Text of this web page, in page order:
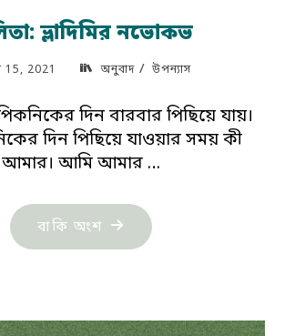
ভ্লাদিমির নভোকভ
15, 2021 অনুবাদ/ উপন্যাস
দিন বারবার পিছিয়ে যায়।
দিন পিছিয়ে যাওয়ার সময় কী
আমার। আমি আমার …
বাকি অংশ "ললিতা:
ভ্লাদিমির